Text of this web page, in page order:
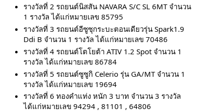
รางวัลที่ 2 รถยนต์นิสสัน NAVARA S/C SL 6MT จำนวน
1 รางวัล ได้แก่หมายเลข 85795
รางวัลที่ 3 รถยนต์อีซูซุกระบะตอนเดียวรุ่น Spark1.9
Ddi B จำนวน 1 รางวัล ได้แก่หมายเลข 70486
รางวัลที่ 4 รถยนต์โตโยต้า ATIV 1.2 Spot จำนวน 1
รางวัล ได้แก่หมายเลข 86784
รางวัลที่ 5 รถยนต์ซูซูกิ Celerio รุ่น GA/MT จำนวน 1
รางวัล ได้แก่หมายเลข 19694
รางวัลที่ 6 ทองคำแท่ง หนัก 3 บาท จำนวน 3 รางวัล
ได้แก่หมายเลข 94294 , 81101 , 64806